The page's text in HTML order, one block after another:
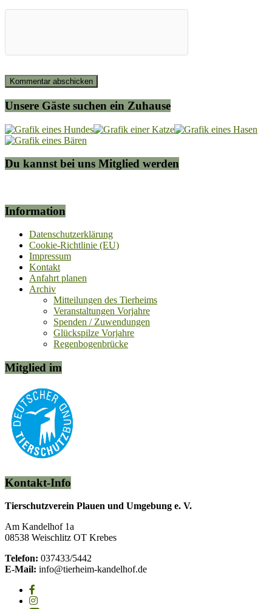
Unsere Gäste suchen ein Zuhause
Du kannst bei uns Mitglied werden
Information
Datenschutzerklärung
Cookie-Richtlinie (EU)
Impressum
Kontakt
Anfahrt planen
Archiv
Mitteilungen des Tierheims
Veranstaltungen Vorjahre
Spenden / Zuwendungen
Glückspilze Vorjahre
Regenbogenbrücke
Mitglied im
Kontakt-Info
Tierschutzverein Plauen und Umgebung e. V.
Am Kandelhof 1a
08538 Weischlitz OT Krebes
Telefon: 037433/5442
E-Mail: info@tierheim-kandelhof.de